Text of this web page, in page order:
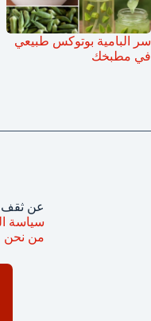
سر البامية بوتوكس طبيعي
في مطبخك
عن
سياسة
من نحن